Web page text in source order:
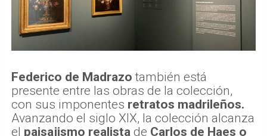
Federico de Madrazo también está
presente entre las obras de la colección,
con sus imponentes retratos madrileños.
Avanzando el siglo XIX, la colección alcanza
el paisajismo realista de Carlos de Haes o